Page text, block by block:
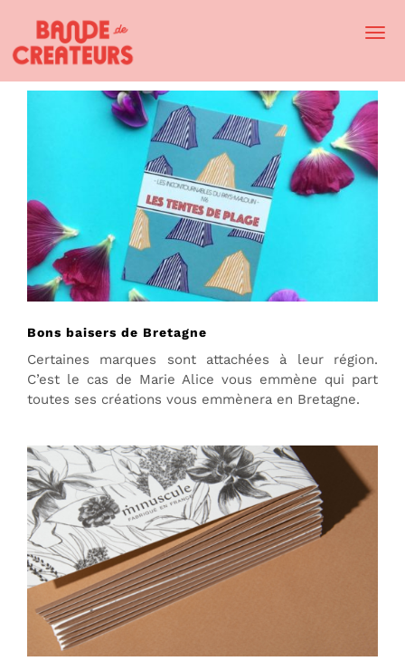
Bons baisers de Bretagne
Certaines marques sont attachées à leur région.
C’est le cas de Marie Alice vous emmène qui part
toutes ses créations vous emmènera en Bretagne.